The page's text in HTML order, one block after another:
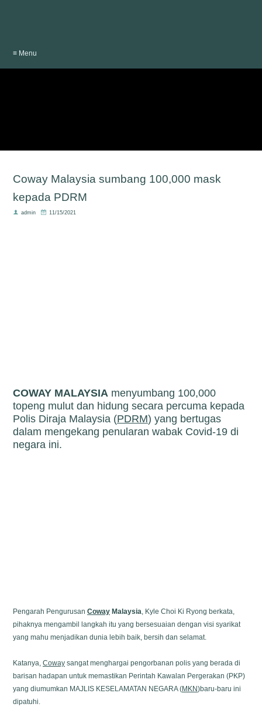
≡ Menu
Coway Malaysia sumbang 100,000 mask
kepada PDRM
admin 11/15/2021
COWAY MALAYSIA menyumbang 100,000
topeng mulut dan hidung secara percuma kepada
Polis Diraja Malaysia (PDRM) yang bertugas
dalam mengekang penularan wabak Covid-19 di
negara ini.
Pengarah Pengurusan Coway Malaysia, Kyle Choi Ki Ryong berkata,
pihaknya mengambil langkah itu yang bersesuaian dengan visi syarikat
yang mahu menjadikan dunia lebih baik, bersih dan selamat.
Katanya, Coway sangat menghargai pengorbanan polis yang berada di
barisan hadapan untuk memastikan Perintah Kawalan Pergerakan (PKP)
yang diumumkan MAJLIS KESELAMATAN NEGARA (MKN)baru-baru ini
dipatuhi.